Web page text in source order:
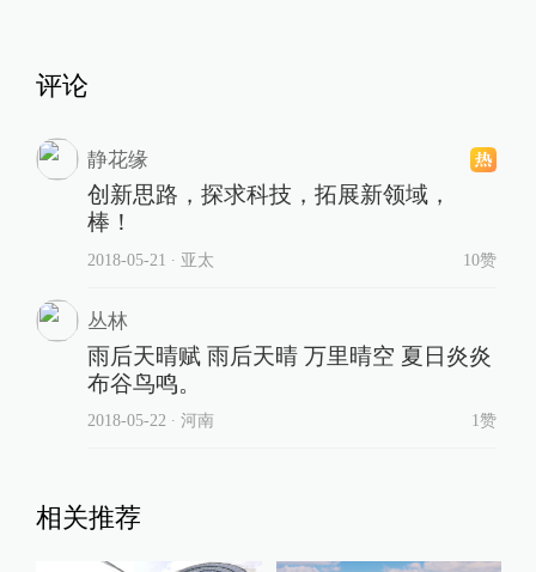
评论
静花缘
创新思路，探求科技，拓展新领域，
棒！
2018-05-21 ∙ 亚太 10赞
丛林
雨后天晴赋 雨后天晴 万里晴空 夏日炎炎
布谷鸟鸣。
2018-05-22 ∙ 河南 1赞
相关推荐